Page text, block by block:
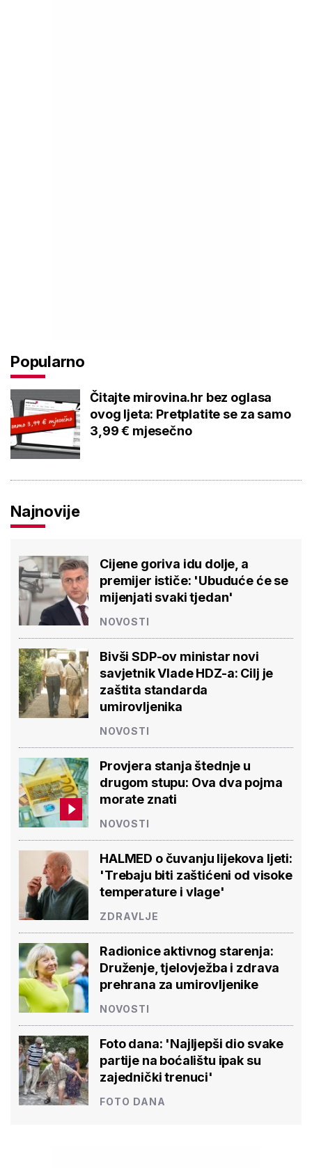
Popularno
Čitajte mirovina.hr bez oglasa
ovog ljeta: Pretplatite se za samo
3,99 € mjesečno
Najnovije
Cijene goriva idu dolje, a
premijer ističe: 'Ubuduće će se
mijenjati svaki tjedan'
NOVOSTI
Bivši SDP-ov ministar novi
savjetnik Vlade HDZ-a: Cilj je
zaštita standarda
umirovljenika
NOVOSTI
Provjera stanja štednje u
drugom stupu: Ova dva pojma
morate znati
NOVOSTI
HALMED o čuvanju lijekova ljeti:
'Trebaju biti zaštićeni od visoke
temperature i vlage'
ZDRAVLJE
Radionice aktivnog starenja:
Druženje, tjelovježba i zdrava
prehrana za umirovljenike
NOVOSTI
Foto dana: 'Najljepši dio svake
partije na boćalištu ipak su
zajednički trenuci'
FOTO DANA